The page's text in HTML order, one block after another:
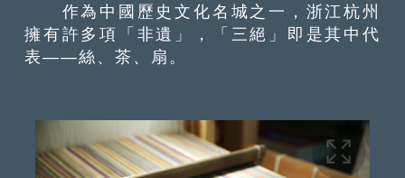
作為中國歷史文化名城之一，浙江杭州
擁有許多項「非遺」，「三絕」即是其中代
表——絲、茶、扇。